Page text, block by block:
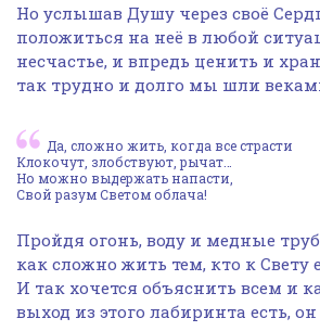
Но услышав Душу через своё
положиться на неё в любой
несчастье, и впредь ценить и
так трудно и долго мы шли
Да, сложно жить, когда все страсти
Клокочут, злобствуют, рычат…
Но можно выдержать напасти,
Свой разум Светом облача!
Пройдя огонь, воду и медные
как сложно жить тем, кто к Свету
И так хочется объяснить всем и
выход из этого лабиринта есть, он